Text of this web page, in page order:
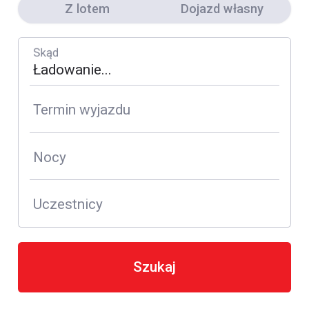
Z lotem Dojazd własny
Skąd
Termin wyjazdu
Nocy
Uczestnicy
Szukaj